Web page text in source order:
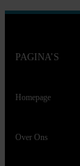
PAGINA’S
Homepage
Over Ons